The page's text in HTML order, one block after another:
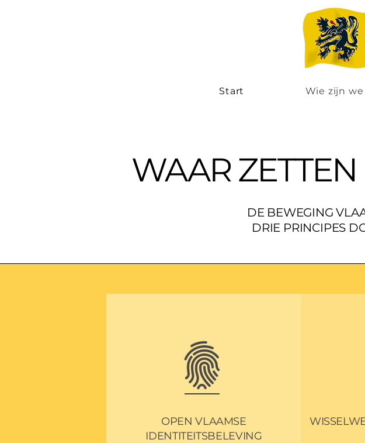
Start Wie zijn we
WAAR
DE BEWEGING
DRIE PRINCIPES
OPEN VLAAMSE
IDENTITEITSBELEVING